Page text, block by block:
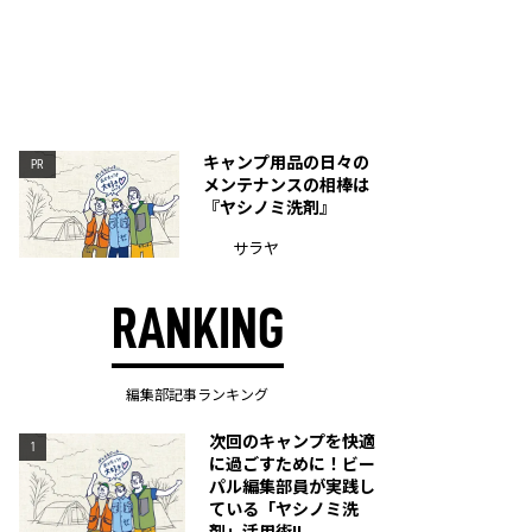
PR
キャンプ用品の日々の
メンテナンスの相棒は
『ヤシノミ洗剤』
サラヤ
RANKING
編集部記事ランキング
1
次回のキャンプを快適
に過ごすために！ビー
パル編集部員が実践し
ている「ヤシノミ洗